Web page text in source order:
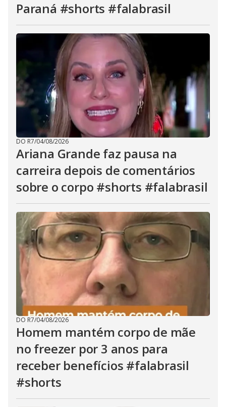
Paraná #shorts #falabrasil
DO R7/04/08/2026
Ariana Grande faz pausa na
carreira depois de comentários
sobre o corpo #shorts #falabrasil
DO R7/04/08/2026
Homem mantém corpo de mãe
no freezer por 3 anos para
receber benefícios #falabrasil
#shorts